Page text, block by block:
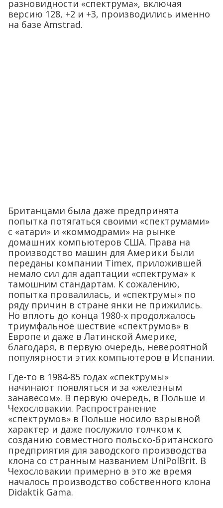
разновидности «спектрума», включая
версию 128, +2 и +3, производились именно
на базе Amstrad.
Британцами была даже предпринята
попытка потягаться своими «спектрумами»
с «атари» и «коммодрами» на рынке
домашних компьютеров США. Права на
производство машин для Америки были
переданы компании Timex, приложившей
немало сил для адаптации «спектрума» к
тамошним стандартам. К сожалению,
попытка провалилась, и «спектрумы» по
ряду причин в стране янки не прижились.
Но вплоть до конца 1980-х продолжалось
триумфальное шествие «спектрумов» в
Европе и даже в Латинской Америке,
благодаря, в первую очередь, невероятной
популярности этих компьютеров в Испании.
Где-то в 1984-85 годах «спектрумы»
начинают появляться и за «железным
занавесом». В первую очередь, в Польше и
Чехословакии. Распространение
«спектрумов» в Польше носило взрывной
характер и даже послужило толчком к
созданию совместного польско-британского
предприятия для заводского производства
клона со странным названием UniPolBrit. В
Чехословакии примерно в это же время
началось производство собственного клона
Didaktik Gama.